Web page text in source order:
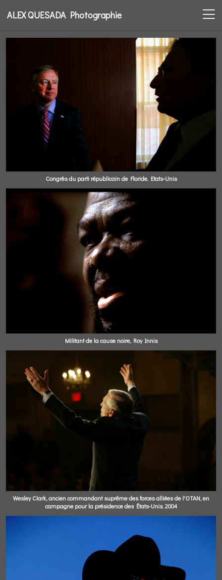
ALEX QUESADA Photographie
Congrès du parti républicain de Floride. Etats-Unis
Militant de la cause noire, Roy Innis
Wesley Clark, ancien commandant suprême des forces alliées de l'OTAN, en
campagne pour la présidence des États-Unis. 2004